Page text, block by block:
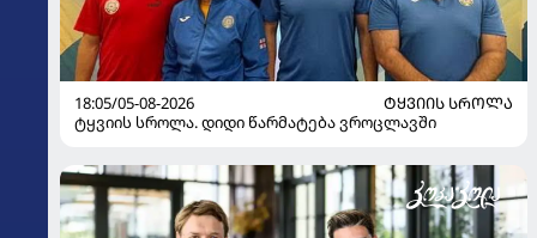
18:05/05-08-2026
ᲢᲧᲕᲘᲘᲡ ᲡᲠᲝᲚᲐ
ტყვიის სროლა. დიდი წარმატება ვროცლავში